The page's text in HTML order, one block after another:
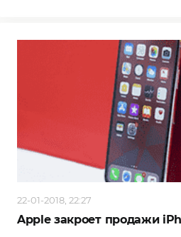
22-01-2018, 22:27
Apple закроет продажи